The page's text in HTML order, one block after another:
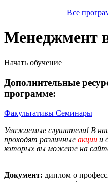
Все
Менеджмент
Начать обучение
Дополнительные
программе:
Факультативы Семинары
Уважаемые слушатели! В
проходят различные акции и
которых вы можете на
Документ: диплом о